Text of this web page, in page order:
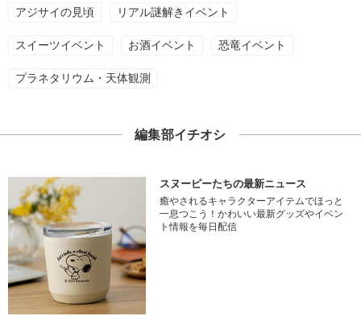
アジサイの見頃 リアル謎解きイベント
スイーツイベント お酒イベント 恐竜イベント
プラネタリウム・天体観測
編集部イチオシ
スヌーピーたちの最新ニュース
癒やされるキャラクターアイテムでほっと
一息つこう！かわいい最新グッズやイベン
ト情報を毎日配信